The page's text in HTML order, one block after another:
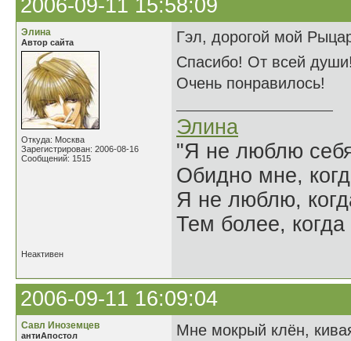
2006-09-11 15:58:09
Элина
Автор сайта
Откуда: Москва
Зарегистрирован: 2006-08-16
Сообщений: 1515
Гэл, дорогой мой
Спасибо! От всей
Очень понравилось!
Элина
"Я не люблю
Обидно мне,
Я не люблю,
Тем более,
Неактивен
2006-09-11 16:09:04
Савл Иноземцев
антиАпостол
Мне мокрый клён,